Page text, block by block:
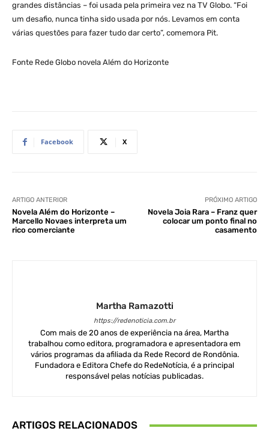
grandes distâncias – foi usada pela primeira vez na TV Globo. “Foi
um desafio, nunca tinha sido usada por nós. Levamos em conta
várias questões para fazer tudo dar certo”, comemora Pit.
Fonte Rede Globo novela Além do Horizonte
Facebook X
ARTIGO ANTERIOR
Novela Além do Horizonte –
Marcello Novaes interpreta um
rico comerciante
PRÓXIMO ARTIGO
Novela Joia Rara – Franz quer
colocar um ponto final no
casamento
Martha Ramazotti
https://redenoticia.com.br
Com mais de 20 anos de experiência na área, Martha
trabalhou como editora, programadora e apresentadora em
vários programas da afiliada da Rede Record de Rondônia.
Fundadora e Editora Chefe do RedeNotícia, é a principal
responsável pelas notícias publicadas.
ARTIGOS RELACIONADOS